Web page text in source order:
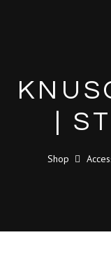
|
Shop